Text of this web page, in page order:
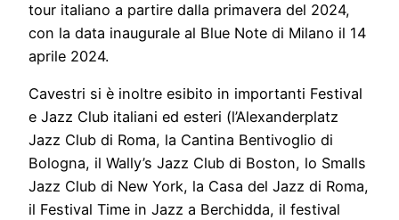
tour italiano a partire dalla primavera del 2024,
con la data inaugurale al Blue Note di Milano il 14
aprile 2024.
Cavestri si è inoltre esibito in importanti Festival
e Jazz Club italiani ed esteri (l’Alexanderplatz
Jazz Club di Roma, la Cantina Bentivoglio di
Bologna, il Wally’s Jazz Club di Boston, lo Smalls
Jazz Club di New York, la Casa del Jazz di Roma,
il Festival Time in Jazz a Berchidda, il festival